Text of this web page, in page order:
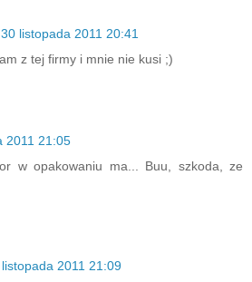
30 listopada 2011 20:41
z tej firmy i mnie nie kusi ;)
2011 21:05
w opakowaniu ma... Buu, szkoda, ze
2011 21:09